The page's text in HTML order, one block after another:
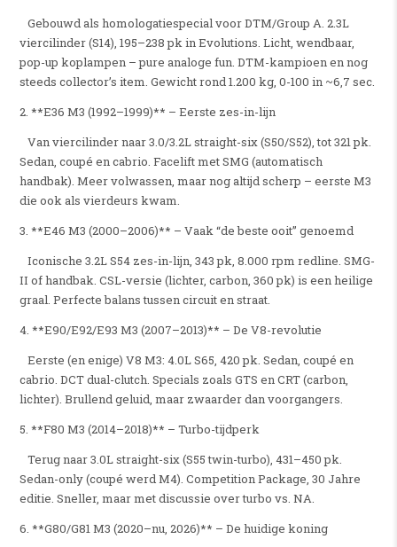
Gebouwd als homologatiespecial voor DTM/Group A. 2.3L
viercilinder (S14), 195–238 pk in Evolutions. Licht, wendbaar,
pop-up koplampen – pure analoge fun. DTM-kampioen en nog
steeds collector’s item. Gewicht rond 1.200 kg, 0-100 in ~6,7 sec.
2. **E36 M3 (1992–1999)** – Eerste zes-in-lijn
Van viercilinder naar 3.0/3.2L straight-six (S50/S52), tot 321 pk.
Sedan, coupé en cabrio. Facelift met SMG (automatisch
handbak). Meer volwassen, maar nog altijd scherp – eerste M3
die ook als vierdeurs kwam.
3. **E46 M3 (2000–2006)** – Vaak “de beste ooit” genoemd
Iconische 3.2L S54 zes-in-lijn, 343 pk, 8.000 rpm redline. SMG-
II of handbak. CSL-versie (lichter, carbon, 360 pk) is een heilige
graal. Perfecte balans tussen circuit en straat.
4. **E90/E92/E93 M3 (2007–2013)** – De V8-revolutie
Eerste (en enige) V8 M3: 4.0L S65, 420 pk. Sedan, coupé en
cabrio. DCT dual-clutch. Specials zoals GTS en CRT (carbon,
lichter). Brullend geluid, maar zwaarder dan voorgangers.
5. **F80 M3 (2014–2018)** – Turbo-tijdperk
Terug naar 3.0L straight-six (S55 twin-turbo), 431–450 pk.
Sedan-only (coupé werd M4). Competition Package, 30 Jahre
editie. Sneller, maar met discussie over turbo vs. NA.
6. **G80/G81 M3 (2020–nu, 2026)** – De huidige koning